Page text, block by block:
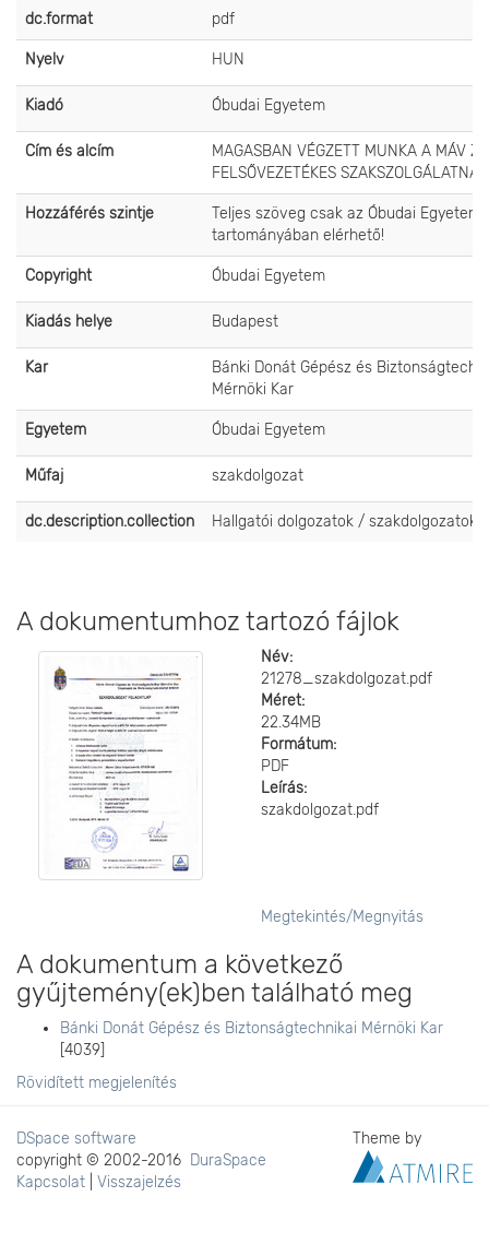
dc.format pdf
Nyelv HUN
Kiadó Óbudai Egyetem
Cím és alcím
MAGASBAN VÉGZETT MUNKA A MÁV
FELSŐVEZETÉKES SZAKSZOLGÁLATNÁL
Hozzáférés szintje
Teljes szöveg csak az Óbudai Egyetem
tartományában elérhető!
Copyright Óbudai Egyetem
Kiadás helye Budapest
Kar
Bánki Donát Gépész és
Mérnöki Kar
Egyetem Óbudai Egyetem
Műfaj szakdolgozat
dc.description.collection Hallgatói dolgozatok / szakdolgozatok
A dokumentumhoz tartozó fájlok
Név:
21278_szakdolgozat.pdf
Méret:
22.34MB
Formátum:
PDF
Leírás:
szakdolgozat.pdf
Megtekintés/Megnyitás
A dokumentum a következő
gyűjtemény(ek)ben található meg
Bánki Donát Gépész és Biztonságtechnikai Mérnöki Kar
[4039]
Rövidített megjelenítés
DSpace software
copyright © 2002-2016 DuraSpace
Kapcsolat
Visszajelzés
Theme by